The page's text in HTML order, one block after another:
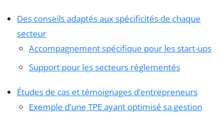
Des conseils adaptés aux spécificités de chaque
secteur
Accompagnement spécifique pour les start-ups
Support pour les secteurs réglementés
Études de cas et témoignages d’entrepreneurs
Exemple d’une TPE ayant optimisé sa gestion